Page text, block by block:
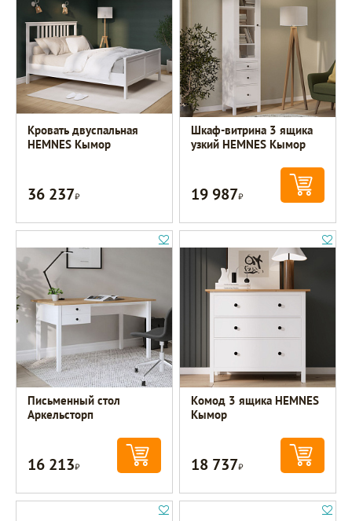
Кровать двуспальная
HEMNES Кымор
36 237Р
Шкаф-витрина 3 ящика
узкий HEMNES Кымор
19 987Р
Письменный стол
Аркельсторп
16 213Р
Комод 3 ящика HEMNES
Кымор
18 737Р